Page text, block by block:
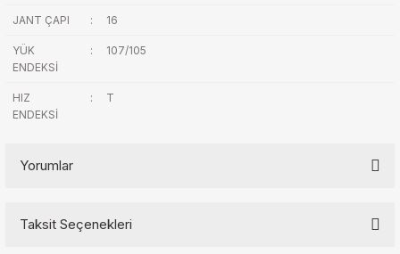
JANT ÇAPI : 16
YÜK
ENDEKSİ
: 107/105
HIZ
ENDEKSİ
: T
Yorumlar
Taksit Seçenekleri